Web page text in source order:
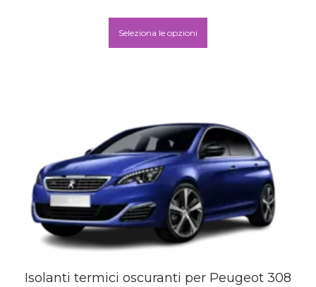
Seleziona le opzioni
Isolanti termici oscuranti per Peugeot 308